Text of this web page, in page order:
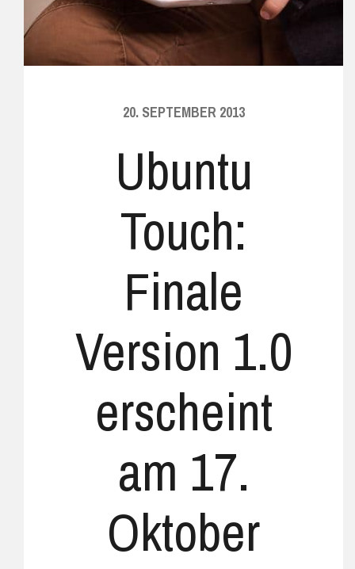
20. SEPTEMBER 2013
Ubuntu
Touch:
Finale
Version 1.0
erscheint
am 17.
Oktober